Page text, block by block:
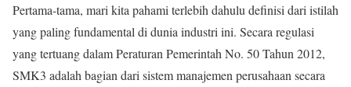
Pertama-tama, mari kita pahami terlebih dahulu definisi dari istilah
yang paling fundamental di dunia industri ini. Secara regulasi
yang tertuang dalam Peraturan Pemerintah No. 50 Tahun 2012,
SMK3 adalah bagian dari sistem manajemen perusahaan secara